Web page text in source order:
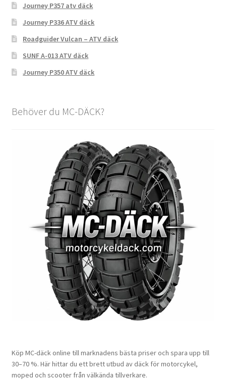
Journey P357 atv däck
Journey P336 ATV däck
Roadguider Vulcan – ATV däck
SUNF A-013 ATV däck
Journey P350 ATV däck
Behöver du MC-DÄCK?
Köp MC-däck online till marknadens bästa priser och spara upp till
30–70 %. Här hittar du ett brett utbud av däck för motorcykel,
moped och scooter från välkända tillverkare.